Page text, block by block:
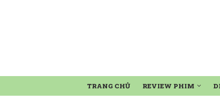
TRANG CHỦ REVIEW PHIM